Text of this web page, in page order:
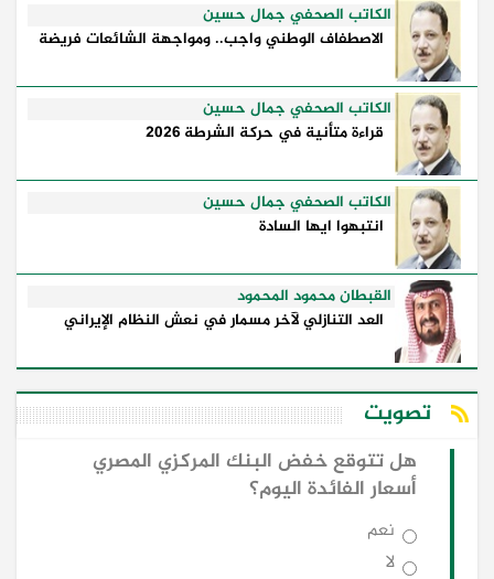
الكاتب الصحفي جمال حسين
الاصطفاف الوطني واجب.. ومواجهة الشائعات فريضة
الكاتب الصحفي جمال حسين
قراءة متأنية في حركة الشرطة 2026
الكاتب الصحفي جمال حسين
انتبهوا ايها السادة
القبطان محمود المحمود
العد التنازلي لآخر مسمار في نعش النظام الإيراني
تصويت
هل تتوقع خفض البنك المركزي المصري
أسعار الفائدة اليوم؟
نعم
لا